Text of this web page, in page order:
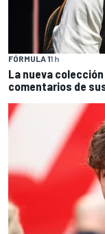
FÓRMULA 11 h
La nueva
comentarios de